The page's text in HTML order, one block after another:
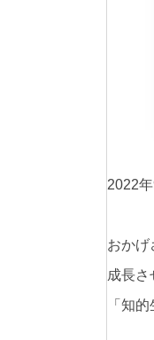
2022
おかげ
成長
「知